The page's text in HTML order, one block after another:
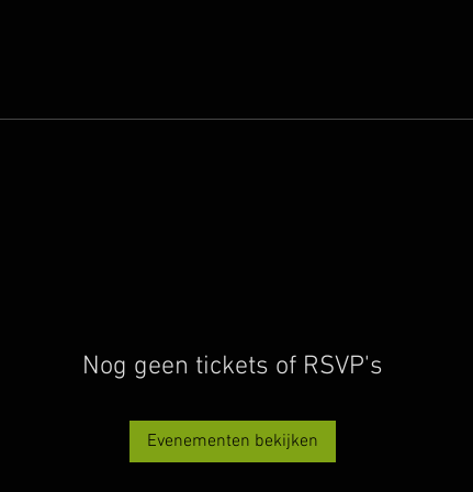
Nog geen tickets of RSVP's
Evenementen bekijken